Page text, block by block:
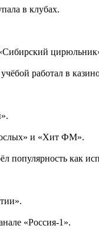
в клубах.
работал в
и «Хит ФМ».
популярность как
«Россия-1».